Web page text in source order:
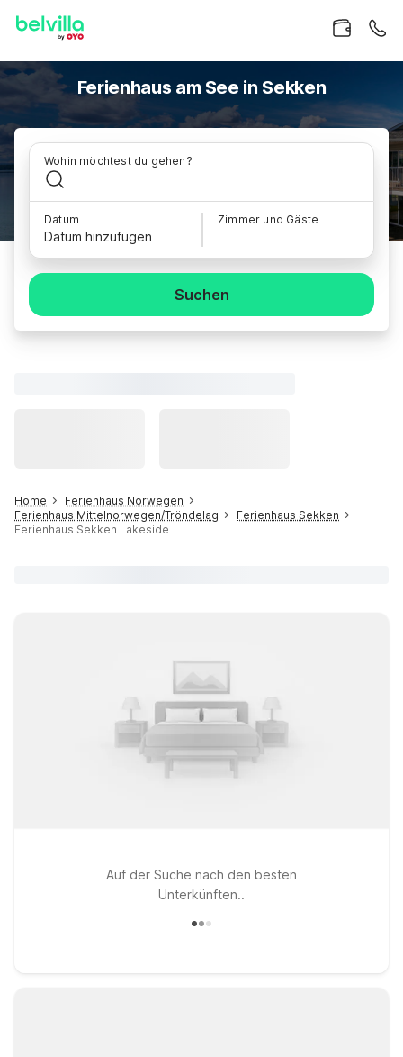
Ferienhaus am See in Sekken
Wohin möchtest du gehen?
Datum
Datum hinzufügen
Zimmer und Gäste
Suchen
Home
Ferienhaus Norwegen
Ferienhaus Mittelnorwegen/Tröndelag
Ferienhaus Sekken
Ferienhaus Sekken Lakeside
Auf der Suche nach den besten
Unterkünften..